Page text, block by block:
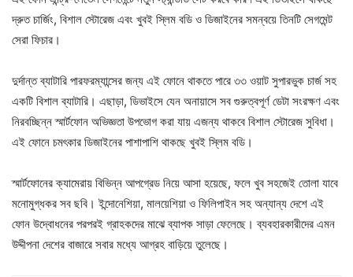
দ্রুত চার্জিং, বিশাল স্টোরেজ এবং খুবই স্লিম বডি ও ডিজাইনের সমন্বয়ে তিনটি সেগমেন্ট
সেরা ফিচার।
দুর্দান্ত ব্যাটারি পারফরম্যান্সের জন্য এই ফোনে থাকতে পারে ৩৩ ওয়াট সুপারভুক চার্জ সহ
একটি বিশাল ব্যাটারি। এছাড়া, ডিভাইসে যেন অনায়াসে সব গুরুত্বপূর্ণ ডেটা সংরক্ষণ এবং
নিরবচ্ছিন্ন স্মার্টফোন অভিজ্ঞতা উপভোগ করা যায় এজন্য থাকবে বিশাল স্টোরেজ সুবিধা।
এই ফোনে চমৎকার ডিজাইনের পাশাপাশি থাকছে খুবই স্লিম বডি।
স্মার্টফোনের ক্যামেরায় বিভিন্ন আপগ্রেড নিয়ে আসা হয়েছে, ফলে খুব সহজেই তোলা যাবে
মনোমুগ্ধকর সব ছবি। ইন্দোনেশিয়া, মালয়েশিয়া ও ফিলিপাইন সহ অন্যান্য দেশে এই
ফোন উদ্বোধনের পরপরই গ্রাহকদের মাঝে ব্যাপক সাড়া ফেলেছে। ব্যবহারকারীদের এমন
উদ্দীপনা দেশের বাজারে সবার মধ্যে আগ্রহ বাড়িয়ে তুলেছে।